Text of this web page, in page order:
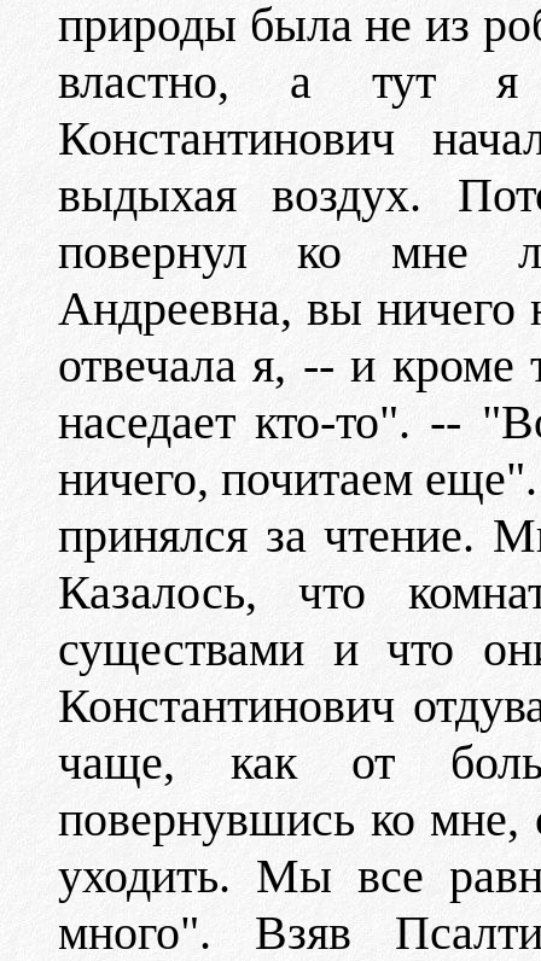
природы была не из
властно, а тут
Константинович
выдыхая воздух.
повернул ко мне
Андреевна, вы ничего
отвечала я, -- и кроме
наседает кто-то". --
ничего, почитаем
принялся за чтение.
Казалось, что
существами и что
Константинович
чаще, как от
повернувшись ко
уходить. Мы все
много". Взяв